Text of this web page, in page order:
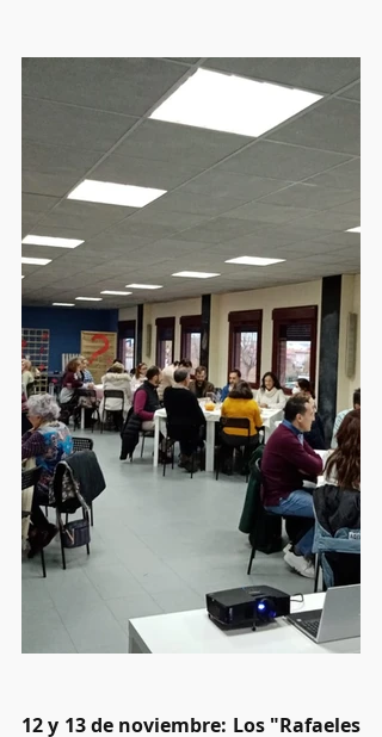
12 y 13 de noviembre: Los "Rafaeles